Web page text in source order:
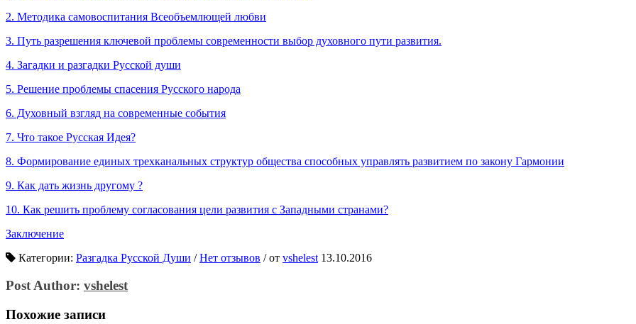
2. Методика самовоспитания Всеобъемлющей любви
3. Путь разрешения ключевой проблемы современности выбор духовного пути развития.
4. Загадки и разгадки Русской души
5. Решение проблемы спасения Русского народа
6. Духовный взгляд на современные события
7. Что такое Русская Идея?
8. Формирование единых трехканальных структур общества способных управлять развитием по закону Гармонии
9. Как дать жизнь другому ?
10. Как решить проблему согласования цели развития с Западными странами?
Заключение
Категории: Разгадка Русской Души / Нет отзывов /от vshelest 13.10.2016
Post Author: vshelest
Похожие записи